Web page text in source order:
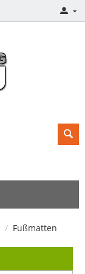
/ Fußmatten